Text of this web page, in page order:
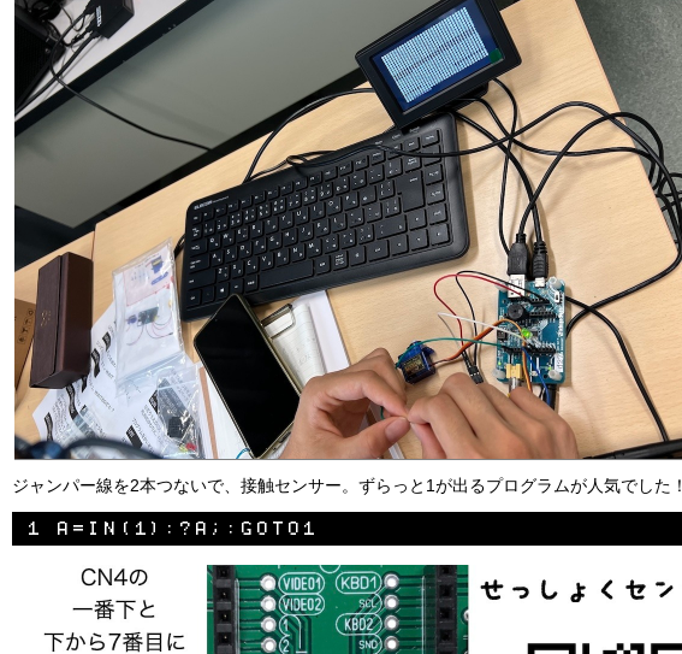
ジャンパー線を2本つないで、接触センサー。ずらっと1が出るプログラムが人気でした！